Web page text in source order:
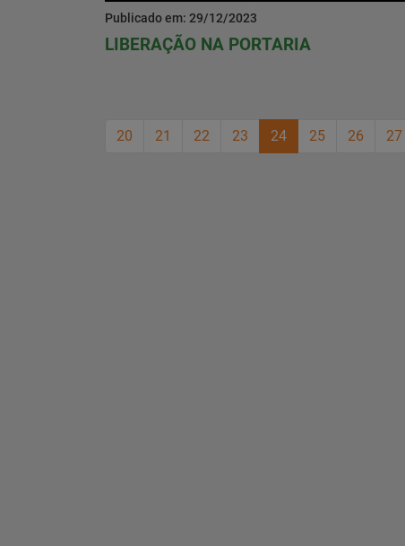
Publicado em: 29/12/2023
LIBERAÇÃO NA PORTARIA
20 21 22 23 24 25 26 27